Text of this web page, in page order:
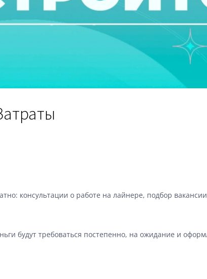
консультации о работе на лайнере, подбор
будут требоваться постепенно, на ожидание и